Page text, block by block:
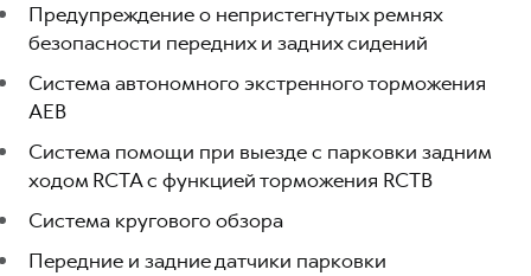
Предупреждение о непристегнутых ремнях
безопасности передних и задних сидений
Система автономного экстренного торможения
AEB
Система помощи при выезде с парковки задним
ходом RCTA с функцией торможения RCTB
Система кругового обзора
Передние и задние датчики парковки